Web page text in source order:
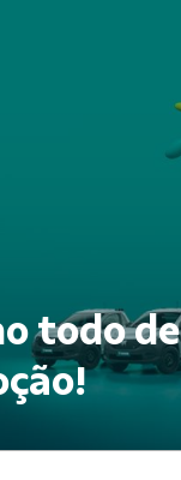
todo de